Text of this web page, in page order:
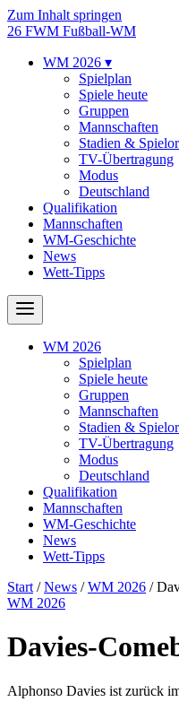
Zum Inhalt springen
26 FWM Fußball-WM
WM 2026 ▾
Spielplan
Spiele heute
Gruppen
Mannschaften
Stadien &
TV-Übertragung
Modus
Deutschland
Qualifikation
Mannschaften
WM-Geschichte
News
Wett-Tipps
WM 2026
Spielplan
Spiele heute
Gruppen
Mannschaften
Stadien &
TV-Übertragung
Modus
Deutschland
Qualifikation
Mannschaften
WM-Geschichte
News
Wett-Tipps
Start /News /WM 2026 /
WM 2026
Davies-
Alphonso Davies ist zurück